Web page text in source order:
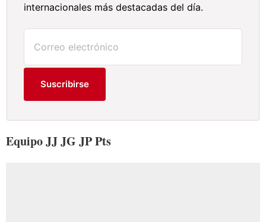
internacionales más destacadas del día.
Suscribirse
Equipo JJ JG JP Pts